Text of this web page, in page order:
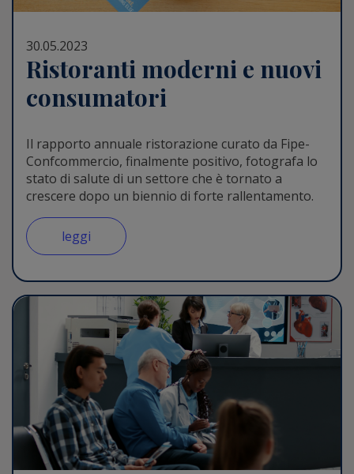
30.05.2023
Ristoranti moderni e nuovi
consumatori
Il rapporto annuale ristorazione curato da Fipe-
Confcommercio, finalmente positivo, fotografa lo
stato di salute di un settore che è tornato a
crescere dopo un biennio di forte rallentamento.
leggi